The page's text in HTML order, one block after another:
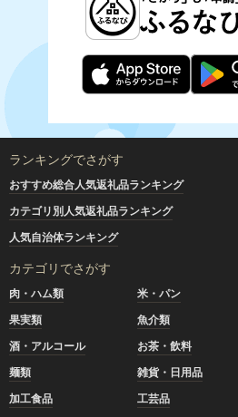
ランキングでさがす
おすすめ総合人気返礼品ランキング
カテゴリ別人気返礼品ランキング
人気自治体ランキング
カテゴリでさがす
肉・ハム類 米・パン
果実類
魚介類
酒・アルコール
お茶・飲料
麺類
雑貨・日用品
加工食品
工芸品